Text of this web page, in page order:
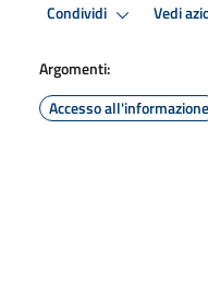
Condividi Vedi
Argomenti:
Accesso all'informazione